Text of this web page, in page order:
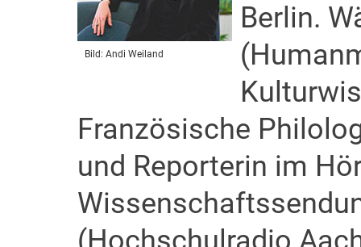
Bild: Andi Weiland
Berlin.
Französische
und Reporterin im